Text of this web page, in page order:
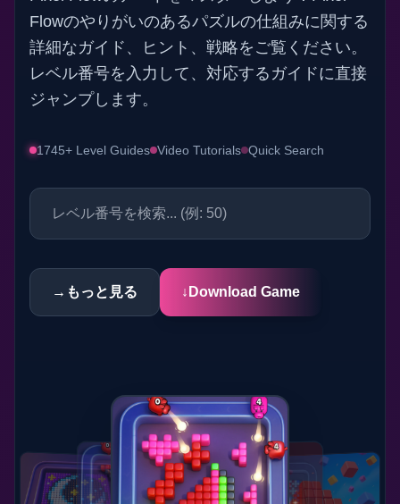
Flowのやりがいのあるパズルの仕組みに関する
詳細なガイド、ヒント、戦略をご覧ください。
レベル番号を入力して、対応するガイドに直接
ジャンプします。
1745+ Level Guides Video Tutorials Quick Search
→ もっと見る ↓ Download Game